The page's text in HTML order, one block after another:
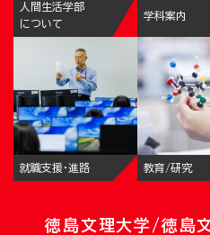
人間生活学部
について
学科案内
就職支援・進路 教育/研究
徳島文理大学/徳島